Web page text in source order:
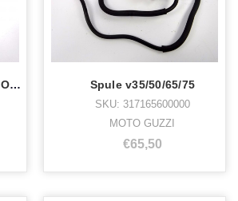
Spulensatz Twin Spark 5 Ohm Spule v35/50/65/75
SKU: 317165600000
MOTO GUZZI
€65,50